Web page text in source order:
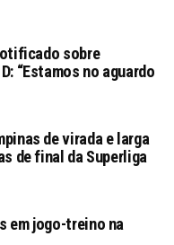
sobre
“Estamos no aguardo
de virada e larga
de final da Superliga
em jogo-treino na